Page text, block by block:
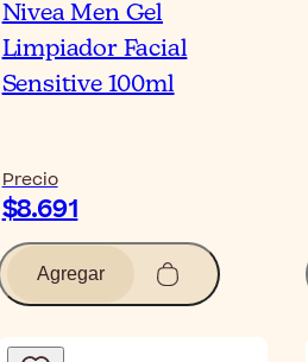
Nivea Men Gel
Limpiador Facial
Sensitive 100ml
Precio
$8.691
Agregar